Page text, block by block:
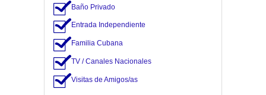
Baño Privado
Entrada Independiente
Familia Cubana
TV / Canales Nacionales
Visitas de Amigos/as